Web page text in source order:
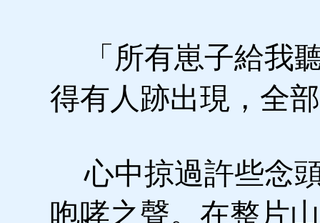
「所有崽子給我
得有人跡出現，全
心中掠過許些念
咆哮之聲。在整片